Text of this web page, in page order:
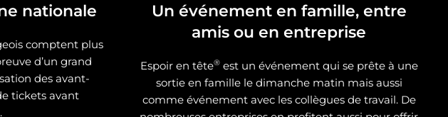
nationale
comptent plus
d’un grand
des avant-
tickets avant
Un événement en famille, entre
amis ou en entreprise
Espoir en tête®est un événement qui se prête à une
sortie en famille le dimanche matin mais aussi
comme événement avec les collègues de travail. De